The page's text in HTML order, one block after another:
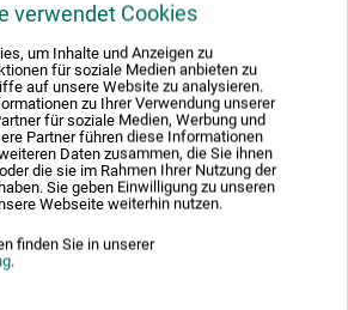
verwendet Cookies
um Inhalte und Anzeigen zu
für soziale Medien anbieten zu
auf unsere Website zu analysieren.
zu Ihrer Verwendung unserer
für soziale Medien, Werbung und
Partner führen diese Informationen
Daten zusammen, die Sie ihnen
die sie im Rahmen Ihrer Nutzung der
Sie geben Einwilligung zu unseren
Webseite weiterhin nutzen.
finden Sie in unserer
.
och hängare av massivt bokträ.
eller träunderlag. Distanshållare i
av motsvarande
Pattex monteringslim. Hålets
1,4 cm.